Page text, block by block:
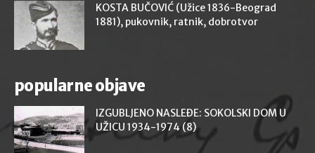
KOSTA BUČOVIĆ (Užice 1836-Beograd
1881), pukovnik, ratnik, dobrotvor
popularne objave
IZGUBLJENO NASLEĐE: SOKOLSKI DOM U
UŽICU 1934-1974 (8)